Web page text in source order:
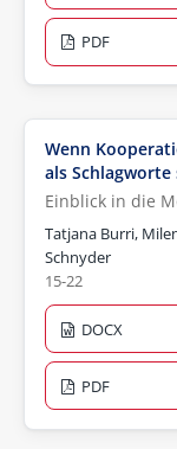
PDF
Wenn
als Schlagworte
Einblick in die
Tatjana Burri,
Schnyder
15-22
DOCX
PDF